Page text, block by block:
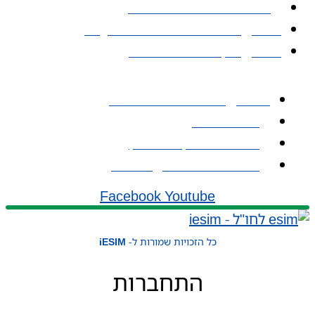
FacebookYoutube
כל הזכויות שמורות ל- iESIM
התחברות